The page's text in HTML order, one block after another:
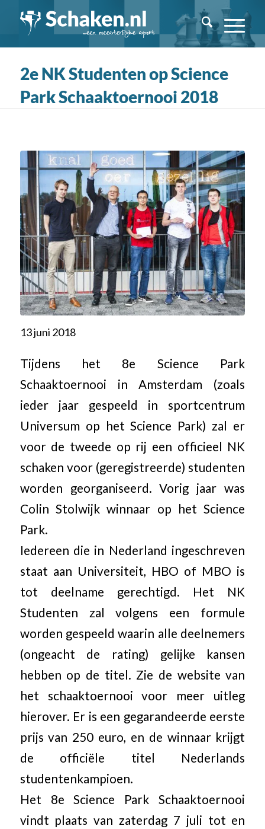
2e NK Studenten op Science
Park Schaaktoernooi 2018
13 juni 2018
Tijdens het 8e Science Park
Schaaktoernooi in Amsterdam (zoals
ieder jaar gespeeld in sportcentrum
Universum op het Science Park) zal er
voor de tweede op rij een officieel NK
schaken voor (geregistreerde) studenten
worden georganiseerd. Vorig jaar was
Colin Stolwijk winnaar op het Science
Park.
Iedereen die in Nederland ingeschreven
staat aan Universiteit, HBO of MBO is
tot deelname gerechtigd. Het NK
Studenten zal volgens een formule
worden gespeeld waarin alle deelnemers
(ongeacht de rating) gelijke kansen
hebben op de titel. Zie de website van
het schaaktoernooi voor meer uitleg
hierover. Er is een gegarandeerde eerste
prijs van 250 euro, en de winnaar krijgt
de officiële titel Nederlands
studentenkampioen.
Het 8e Science Park Schaaktoernooi
vindt plaats van zaterdag 7 juli tot en